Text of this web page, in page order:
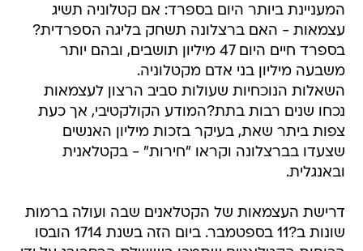
בספרד חיים היום 47 מיליון תושבים, ובהם יותר
משבעה מיליון בני אדם מקטלוניה.
השאלות הנוכחיות שעולות סביב הרצון לעצמאות
נכחו שנים רבות בתת?המודע הקולקטיבי, אך כעת
צפות ביתר שאת, בעיקר בזכות מיליון האנשים
שצעדו בברצלונה וקראו "חירות" - בקטלאנית
ובאנגלית.
דרישת העצמאות של הקטלאנים שבה ועולה ברמות
הכוחות הקטלאניים שתמכו בשושלת הבסבורג על ידי
בית בורבון של מלך ספרד פיליפ החמישי, לאחר 14